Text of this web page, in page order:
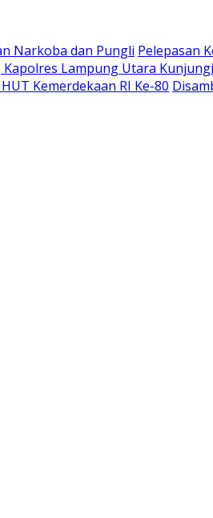
Narkoba dan Pungli Pelepasan
Kapolres Lampung Utara
Kemerdekaan RI Ke-80